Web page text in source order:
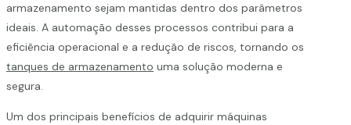
armazenamento sejam mantidas dentro dos parâmetros
ideais. A automação desses processos contribui para a
eficiência operacional e a redução de riscos, tornando os
tanques de armazenamento uma solução moderna e
segura.
Um dos principais benefícios de adquirir máquinas